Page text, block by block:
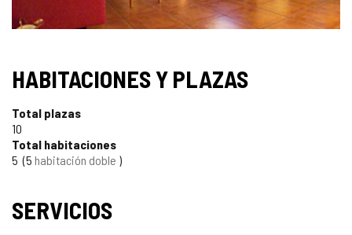
HABITACIONES Y PLAZAS
Total plazas
10
Total habitaciones
5 5 habitación doble
SERVICIOS